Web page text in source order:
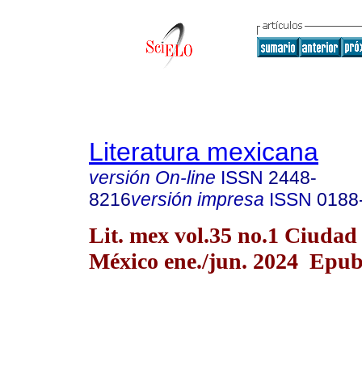
Literatura mexicana
versión On-line ISSN 2448-
8216versión impresa ISSN
Lit. mex vol.35 no.1 Ciudad
México ene./jun. 2024